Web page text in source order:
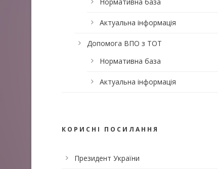
Актуальна інформація
Допомога ВПО з ТОТ
Нормативна база
Актуальна інформація
КОРИСНІ ПОСИЛАННЯ
Президент України